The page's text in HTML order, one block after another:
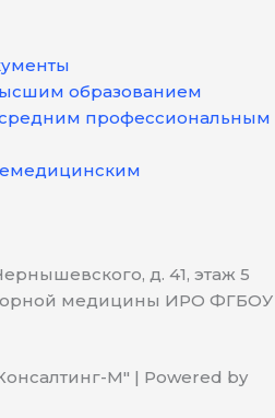
образованием
профессиональным
д. 41, этаж 5
медицины ИРО ФГБОУ
М" | Powered by